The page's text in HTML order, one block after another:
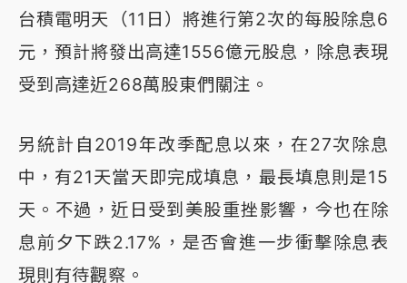
台積電明天（11日）將進行第2次的每股除息6
元，預計將發出高達1556億元股息，除息表現
受到高達近268萬股東們關注。
另統計自2019年改季配息以來，在27次除息
中，有21天當天即完成填息，最長填息則是15
天。不過，近日受到美股重挫影響，今也在除
息前夕下跌2.17%，是否會進一步衝擊除息表
現則有待觀察。